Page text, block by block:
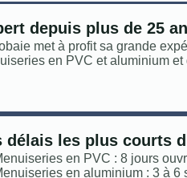
depuis plus de 25
met à profit sa grande
en PVC et aluminium et
délais les plus courts
en PVC : 8 jours
en aluminium : 3 à 6